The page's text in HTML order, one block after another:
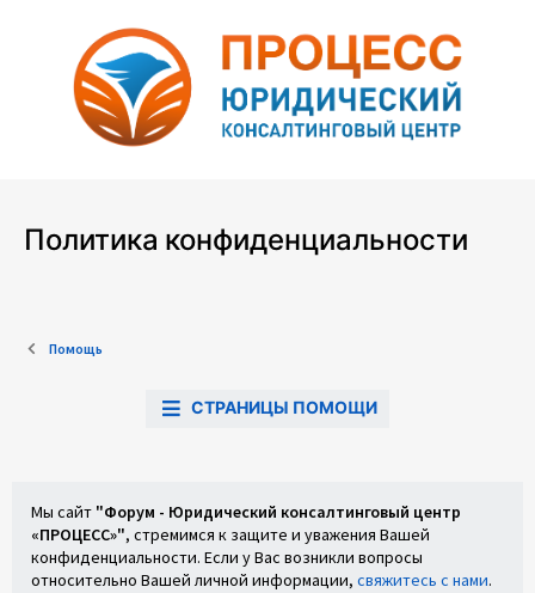
Политика конфиденциальности
Помощь
СТРАНИЦЫ ПОМОЩИ
Мы сайт "Форум - Юридический консалтинговый центр
«ПРОЦЕСС»", стремимся к защите и уважения Вашей
конфиденциальности. Если у Вас возникли вопросы
относительно Вашей личной информации, свяжитесь с нами.